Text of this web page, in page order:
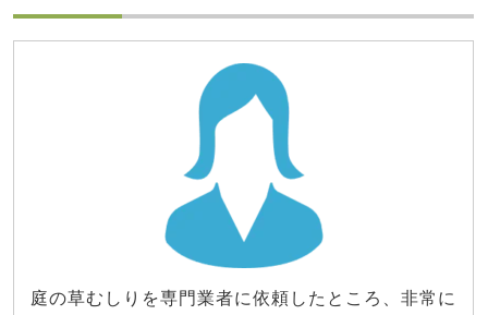
庭の草むしりを専門業者に依頼したところ、非常に